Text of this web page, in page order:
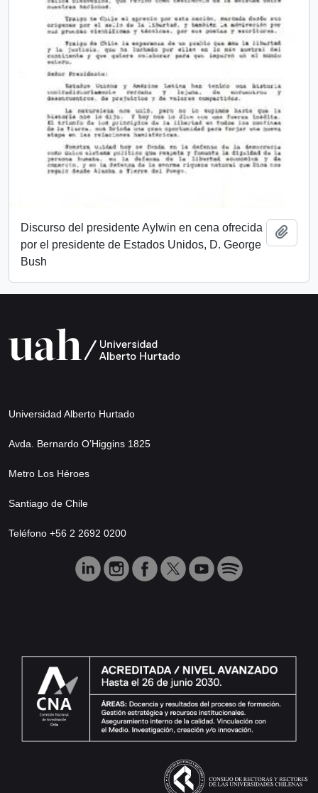
Discurso del presidente Aylwin en cena ofrecida
por el presidente de Estados Unidos, D. George
Bush
Universidad Alberto Hurtado
Avda. Bernardo O’Higgins 1825
Metro Los Héroes
Santiago de Chile
Teléfono +56 2 2692 0200